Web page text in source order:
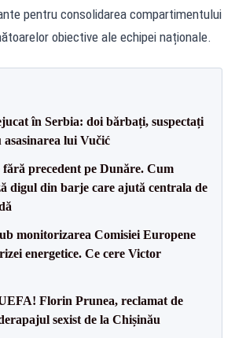
pentru consolidarea compartimentului
obiective ale echipei naționale.
în Serbia: doi bărbați, suspectați
asasinarea lui Vučić
precedent pe Dunăre. Cum
digul din barje care ajută centrala de
monitorizarea Comisiei Europene
energetice. Ce cere Victor
Florin Prunea, reclamat de
sexist de la Chișinău